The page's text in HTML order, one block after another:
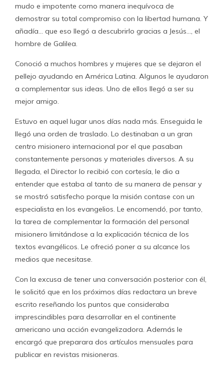
mudo e impotente como manera inequívoca de
demostrar su total compromiso con la libertad humana. Y
añadía… que eso llegó a descubrirlo gracias a Jesús…, el
hombre de Galilea.
Conoció a muchos hombres y mujeres que se dejaron el
pellejo ayudando en América Latina. Algunos le ayudaron
a complementar sus ideas. Uno de ellos llegó a ser su
mejor amigo.
Estuvo en aquel lugar unos días nada más. Enseguida le
llegó una orden de traslado. Lo destinaban a un gran
centro misionero internacional por el que pasaban
constantemente personas y materiales diversos. A su
llegada, el Director lo recibió con cortesía, le dio a
entender que estaba al tanto de su manera de pensar y
se mostró satisfecho porque la misión contase con un
especialista en los evangelios. Le encomendó, por tanto,
la tarea de complementar la formación del personal
misionero limitándose a la explicación técnica de los
textos evangélicos. Le ofreció poner a su alcance los
medios que necesitase.
Con la excusa de tener una conversación posterior con él,
le solicitó que en los próximos días redactara un breve
escrito reseñando los puntos que consideraba
imprescindibles para desarrollar en el continente
americano una acción evangelizadora. Además le
encargó que preparara dos artículos mensuales para
publicar en revistas misioneras.